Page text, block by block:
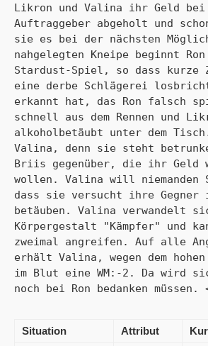
Likron und Valina ihr Geld
Auftraggeber abgeholt und
sie es bei der nächsten
nahgelegten Kneipe beginnt
Stardust-Spiel, so dass kurze
eine derbe Schlägerei
erkannt hat, das Ron falsch
schnell aus dem Rennen und
alkoholbetäubt unter dem
Valina, denn sie steht
Briis gegenüber, die ihr Geld
wollen. Valina will niemanden
dass sie versucht ihre Gegner
betäuben. Valina verwandelt
Körpergestalt "Kämpfer" und
zweimal angreifen. Auf alle
erhält Valina, wegen dem
im Blut eine WM:-2. Da wird
noch bei Ron bedanken müssen.
Situation Attribut